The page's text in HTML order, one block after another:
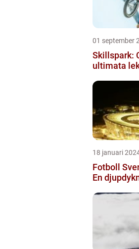
01 september
Skillspark:
ultimata
18 januari
Fotboll
En